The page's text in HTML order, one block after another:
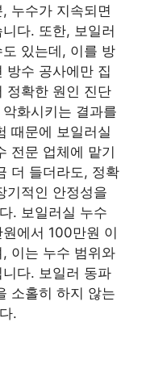
누수가 지속되면
다. 또한, 보일러
있는데, 이를 방
방수 공사에만 집
정확한 원인 진단
화시키는 결과를
때문에 보일러실
전문 업체에 맡기
더 들더라도, 정확
기적인 안정성을
. 보일러실 누수
에서 100만원 이
이는 누수 범위와
다. 보일러 동파
소홀히 하지 않는
.